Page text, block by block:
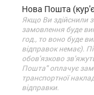
Нова Пошта
Якщо Ви здійснили
замовлення буде
год., то воно буде
відправок немає).
обов'язково
Пошта" оплачує
транспортної
відправки.